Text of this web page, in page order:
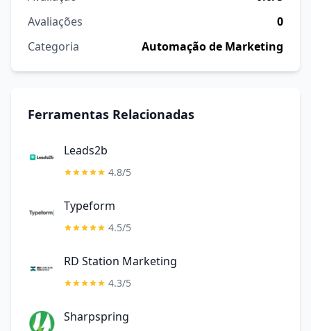
Avaliações
0
Categoria
Automação de Marketing
Ferramentas Relacionadas
Leads2b
4.8/5
Typeform
4.5/5
RD Station Marketing
4.3/5
Sharpspring